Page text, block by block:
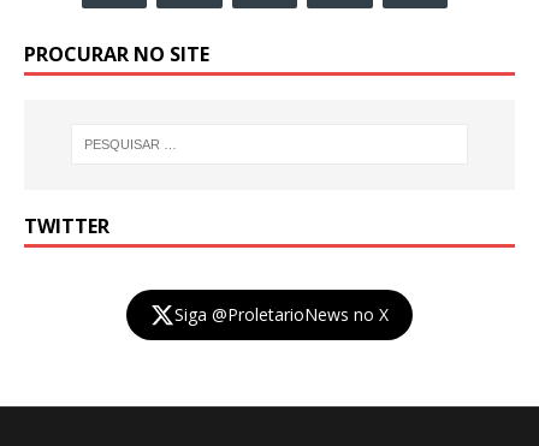
PROCURAR NO SITE
TWITTER
Siga @ProletarioNews no X